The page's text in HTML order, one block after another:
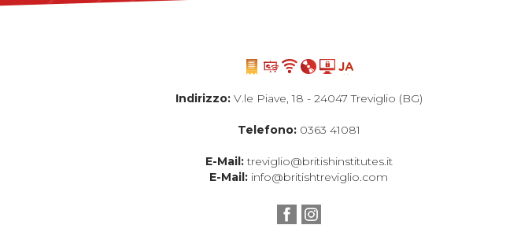
Indirizzo:V.le Piave, 18 - 24047 Treviglio (BG)
Telefono: 0363 41081
E-Mail: treviglio@britishinstitutes.it
E-Mail: info@britishtreviglio.com